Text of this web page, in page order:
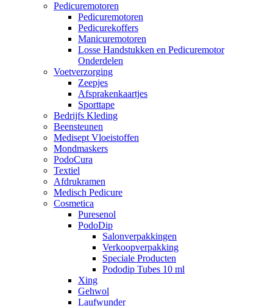
Pedicuremotoren
Pedicuremotoren
Pedicurekoffers
Manicuremotoren
Losse Handstukken en Pedicuremotor
Onderdelen
Voetverzorging
Zeepjes
Afsprakenkaartjes
Sporttape
Bedrijfs Kleding
Beensteunen
Medisept Vloeistoffen
Mondmaskers
PodoCura
Textiel
Afdrukramen
Medisch Pedicure
Cosmetica
Puresenol
PodoDip
Salonverpakkingen
Verkoopverpakking
Speciale Producten
Pododip Tubes 10 ml
Xing
Gehwol
Laufwunder